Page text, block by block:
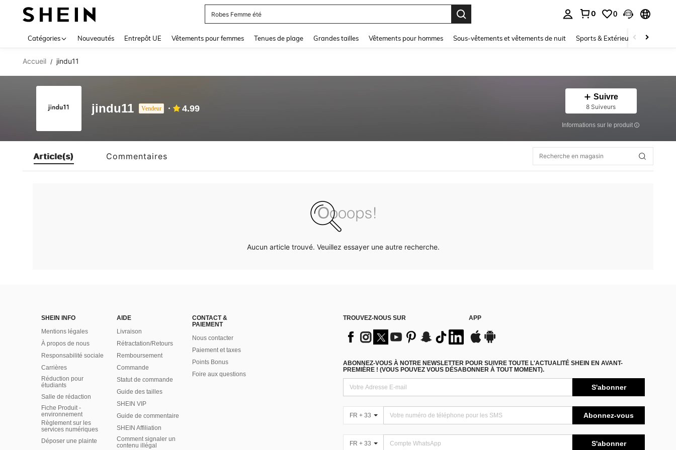
Robes Femme été
0 0
Catégories Nouveautés Entrepôt UE Vêtements pour femmes Tenues de plage Grandes tailles Vêtements pour hommes Sous-vêtements et vêtements de nuit Sports & Extérieur Enfants
Accueil / jindu11
jindu11 Vendeur 4.99
Suivre
8 Suiveurs
Informations sur le produit
Article(s) Commentaires
Aucun article trouvé. Veuillez essayer une autre recherche.
SHEIN INFO
Mentions légales
À propos de nous
Responsabilité sociale
Carrières
Réduction pour
étudiants
Salle de rédaction
Fiche Produit -
environnement
Règlement sur les
services numériques
Déposer une plainte
AIDE
Livraison
Rétractation/Retours
Remboursement
Commande
Statut de commande
Guide des tailles
SHEIN VIP
Guide de commentaire
SHEIN Affiliation
Comment signaler un
contenu illégal
CONTACT &
PAIEMENT
Nous contacter
Paiement et taxes
Points Bonus
Foire aux questions
TROUVEZ-NOUS SUR APP
ABONNEZ-VOUS À NOTRE NEWSLETTER POUR SUIVRE TOUTE L'ACTUALITÉ SHEIN EN AVANT-
PREMIÈRE ! (VOUS POUVEZ VOUS DÉSABONNER À TOUT MOMENT).
S'abonner
FR + 33 Abonnez-vous
FR + 33 S'abonner